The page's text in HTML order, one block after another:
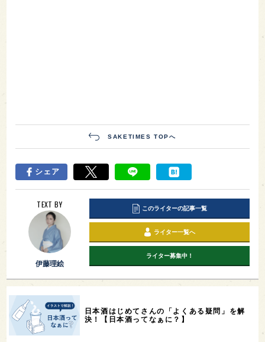
SAKETIMES TOPへ
シェア
TEXT BY
伊藤理絵
このライターの記事一覧
ライター一覧へ
ライター募集中！
日本酒はじめてさんの「よくある疑問」を解
決！【日本酒ってなぁに？】